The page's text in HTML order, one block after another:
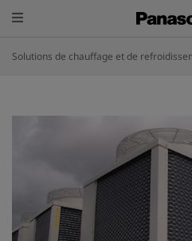
Solutions de chauffage et de